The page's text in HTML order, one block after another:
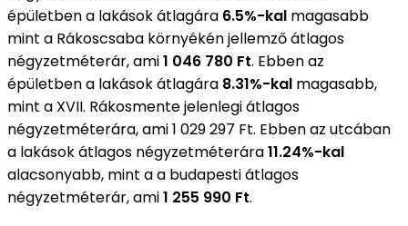
épületben a lakások átlagára 6.5%-kal magasabb
mint a Rákoscsaba környékén jellemző átlagos
négyzetméterár, ami1 046 780 Ft. Ebben az
épületben a lakások átlagára 8.31%-kal magasabb,
mint a XVII. Rákosmente jelenlegi átlagos
négyzetméterára, ami 1 029 297 Ft. Ebben az utcában
a lakások átlagos négyzetméterára11.24%-kal
alacsonyabb, mint a a budapesti átlagos
négyzetméterár, ami1 255 990 Ft.